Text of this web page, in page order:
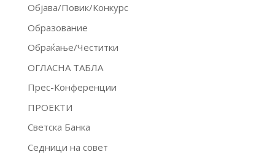
Објава/Повик/Конкурс
Образование
Обраќање/Честитки
ОГЛАСНА ТАБЛА
Прес-Конференции
ПРОЕКТИ
Светска Банка
Седници на совет